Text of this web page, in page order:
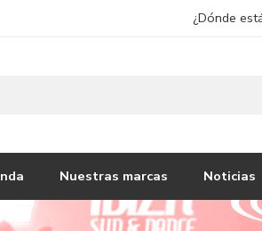
¿Dónde
Nuestras marcas Noticias